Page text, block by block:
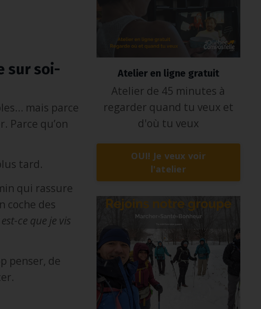
sur soi-
mais parce
Parce qu’on
tard.
qui rassure
coche des
ce que je vis
penser, de
Atelier en ligne gratuit
Atelier de 45 minutes à
regarder quand tu veux et
d'où tu veux
OUI! Je veux voir
l'atelier